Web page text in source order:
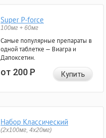
Super P-force
100мг + 60мг
Самые популярные препараты в
одной таблетке — Виагра и
Дапоксетин.
от 200Р Купить
Набор Классический
(2x100мг, 4x20мг)